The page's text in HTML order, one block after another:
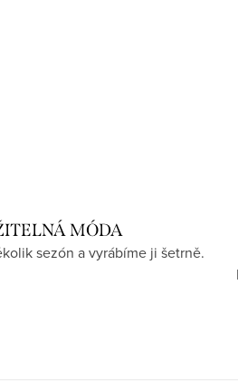
MÓDA
sezón a vyrábíme ji šetrně.